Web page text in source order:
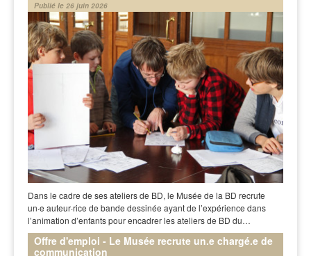
Publié le 26 juin 2026
Dans le cadre de ses ateliers de BD, le Musée de la BD recrute
un·e auteur·rice de bande dessinée ayant de l’expérience dans
l’animation d’enfants pour encadrer les ateliers de BD du…
Offre d'emploi - Le Musée recrute un.e chargé.e de
communication